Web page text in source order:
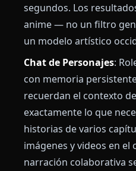
segundos. Los
anime — no un filtro
un modelo artístico
Chat de Personajes:
con memoria
recuerdan el contexto
exactamente lo que
historias de varios
imágenes y videos en el
narración colaborativa